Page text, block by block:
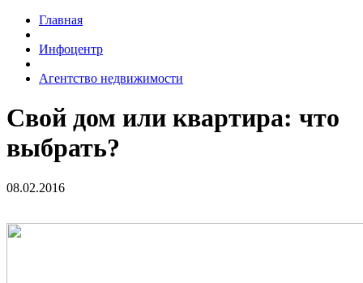
Главная
Инфоцентр
Агентство недвижимости
Свой дом или квартира: что
выбрать?
08.02.2016